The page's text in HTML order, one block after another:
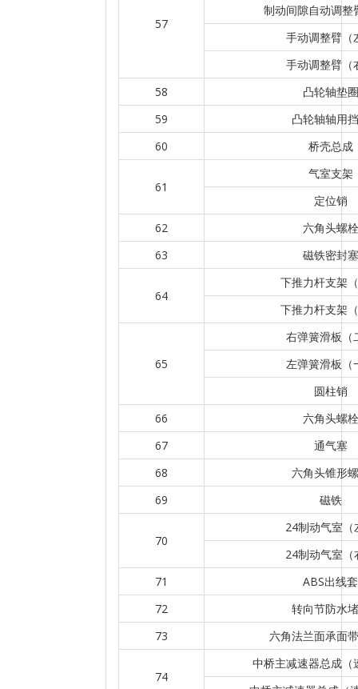
57
制动间隙自动调整
手动调整臂（
手动调整臂（
58
凸轮轴垫圈
59
凸轮轴轴用
60
桥壳总成
61
气室支架
定位销
62
六角头螺栓
63
磁铁密封塞
64
下推力杆支架
下推力杆支架
65
右弹簧滑板（
左弹簧滑板（
圆柱销
66
六角头螺栓
67
通气塞
68
六角头锥形
69
磁铁
70
24制动气室（
24制动气室（
71
ABS出线套
72
转向节防水
73
六角法兰面承面
74
中桥主减速器总成（